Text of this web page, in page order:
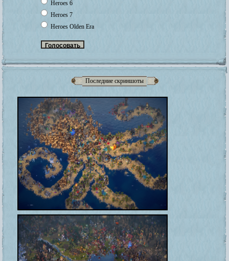
Heroes 6
Heroes 7
Heroes Olden Era
Последние скриншоты